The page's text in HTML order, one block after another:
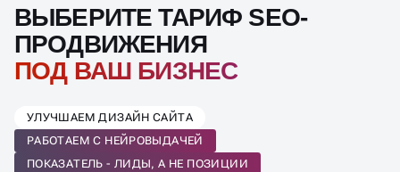
ВЫБЕРИТЕ ТАРИФ SEO-
ПРОДВИЖЕНИЯ
ПОД ВАШ БИЗНЕС
УЛУЧШАЕМ ДИЗАЙН САЙТА
РАБОТАЕМ С НЕЙРОВЫДАЧЕЙ
ПОКАЗАТЕЛЬ - ЛИДЫ, А НЕ ПОЗИЦИИ